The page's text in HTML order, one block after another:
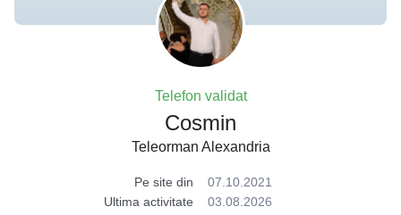
Telefon validat
Cosmin
Teleorman Alexandria
Pe site din
07.10.2021
Ultima activitate
03.08.2026